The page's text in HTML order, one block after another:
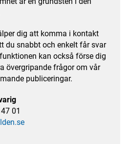
dig att komma i kontakt
du snabbt och enkelt får svar
kan också förse dig
övergripande frågor om vår
publiceringar.
01